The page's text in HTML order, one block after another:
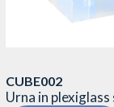
CUBE002
Urna in